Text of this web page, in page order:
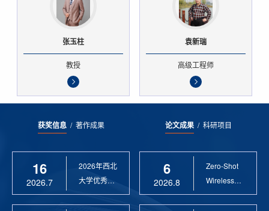
张玉柱
教授
袁新瑞
高级工程师
获奖信息/ 著作成果
16
2026.7
2026年西北
大学优秀硕
士论文指导
论文成果/ 科研项目
6
2026.8
Zero-Shot
Wireless
Sensor